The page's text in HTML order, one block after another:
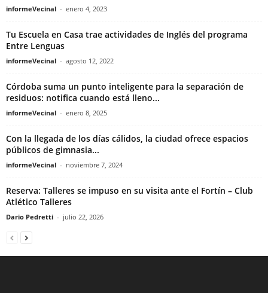
informeVecinal - enero 4, 2023
Tu Escuela en Casa trae actividades de Inglés del programa
Entre Lenguas
informeVecinal - agosto 12, 2022
Córdoba suma un punto inteligente para la separación de
residuos: notifica cuando está lleno...
informeVecinal - enero 8, 2025
Con la llegada de los días cálidos, la ciudad ofrece espacios
públicos de gimnasia...
informeVecinal - noviembre 7, 2024
Reserva: Talleres se impuso en su visita ante el Fortín – Club
Atlético Talleres
Dario Pedretti - julio 22, 2026